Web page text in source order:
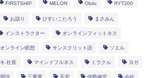
FIRSTSHIP MELON Olulu RYT200
お詣り ひすいこたろう まさみん
インストラクター オンラインフィットネス
オンライン瞑想 サンスクリット語 ソエル
.社長 マインドフルネス ミラクル ヨガ